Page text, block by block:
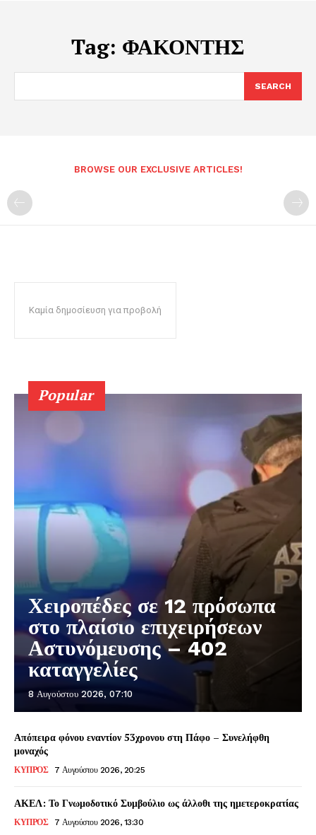
Tag: ΦΑΚΟΝΤΗΣ
SEARCH
BROWSE OUR EXCLUSIVE ARTICLES!
Καμία δημοσίευση για προβολή
Popular
Χειροπέδες σε 12 πρόσωπα
στο πλαίσιο επιχειρήσεων
Αστυνόμευσης – 402
καταγγελίες
8 Αυγούστου 2026, 07:10
Απόπειρα φόνου εναντίον 53χρονου στη Πάφο – Συνελήφθη
μοναχός
ΚΥΠΡΟΣ 7 Αυγούστου 2026, 20:25
ΑΚΕΛ: Το Γνωμοδοτικό Συμβούλιο ως άλλοθι της ημετεροκρατίας
ΚΥΠΡΟΣ 7 Αυγούστου 2026, 13:30